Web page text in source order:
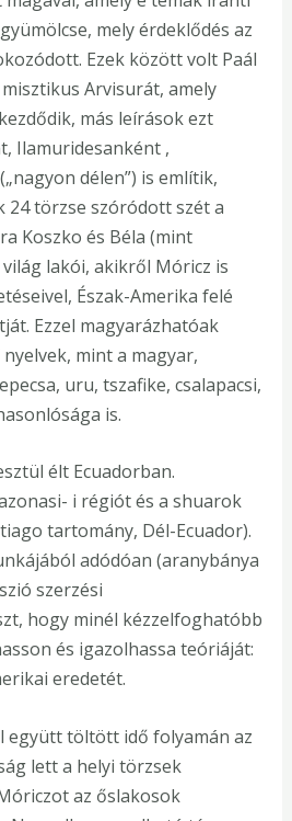
mely érdeklődés az
Ezek között volt Paál
Arvisurát, amely
más leírások ezt
Ilamuridesanként ,
délen”) is említik,
24 törzse szóródott szét a
Koszko és Béla (mint
lakói, akikről Móricz is
Észak-Amerika felé
Ezzel magyarázhatóak
mint a magyar,
uru, tszafike, csalapacsi,
is.
élt Ecuadorban.
i régiót és a shuarok
tartomány, Dél-Ecuador).
adódóan (aranybánya
szerzési
hogy minél kézzelfoghatóbb
és igazolhassa teóriáját:
eredetét.
együtt töltött idő folyamán az
lett a helyi törzsek
az őslakosok